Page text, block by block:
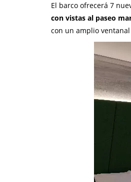
El barco ofrecerá 7
con vistas al paseo
con un amplio